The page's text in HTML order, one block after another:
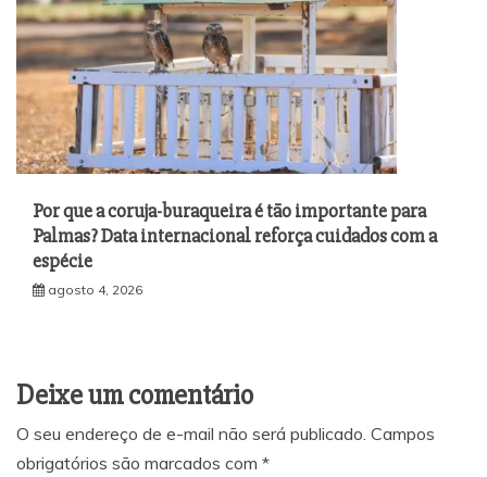
Por que a coruja-buraqueira é tão importante para
Palmas? Data internacional reforça cuidados com a
espécie
agosto 4, 2026
Deixe um comentário
O seu endereço de e-mail não será publicado. Campos
obrigatórios são marcados com *